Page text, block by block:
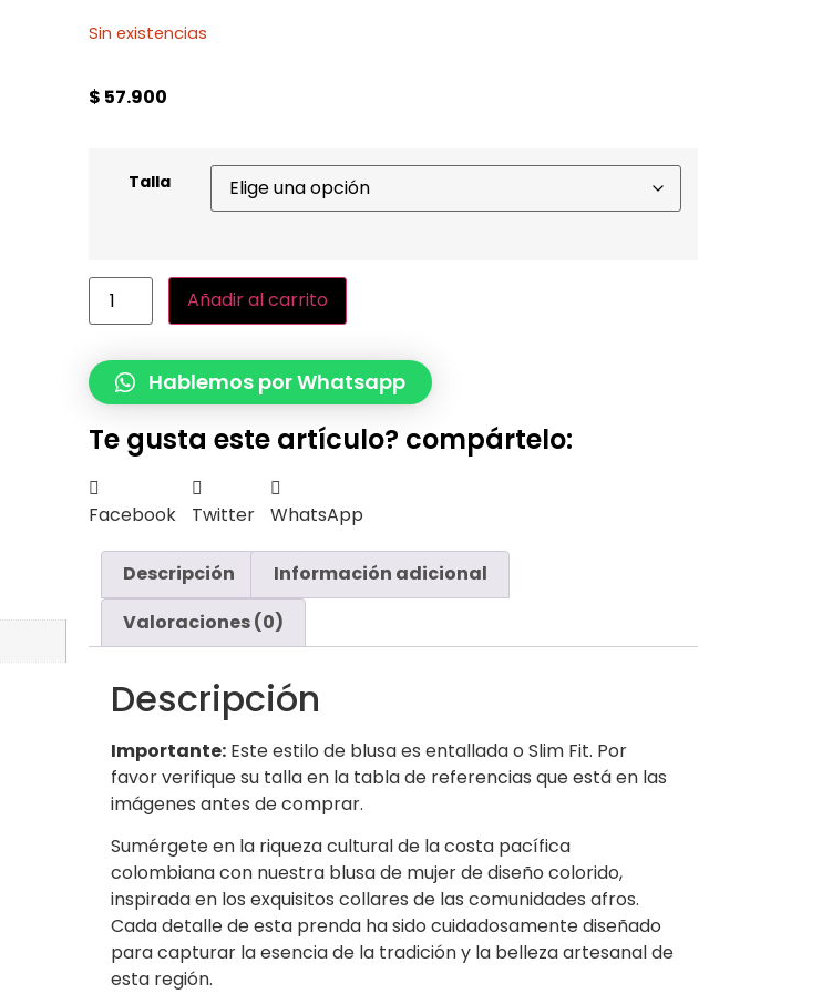
Sin existencias
$ 57.900
Talla
Añadir al carrito
Hablemos por Whatsapp
Te gusta este artículo? compártelo:
Facebook Twitter WhatsApp
Descripción
Información adicional
Valoraciones (0)
Descripción
Importante: Este estilo de blusa es entallada o Slim Fit. Por
favor verifique su talla en la tabla de referencias que está en las
imágenes antes de comprar.
Sumérgete en la riqueza cultural de la costa pacífica
colombiana con nuestra blusa de mujer de diseño colorido,
inspirada en los exquisitos collares de las comunidades afros.
Cada detalle de esta prenda ha sido cuidadosamente diseñado
para capturar la esencia de la tradición y la belleza artesanal de
esta región.